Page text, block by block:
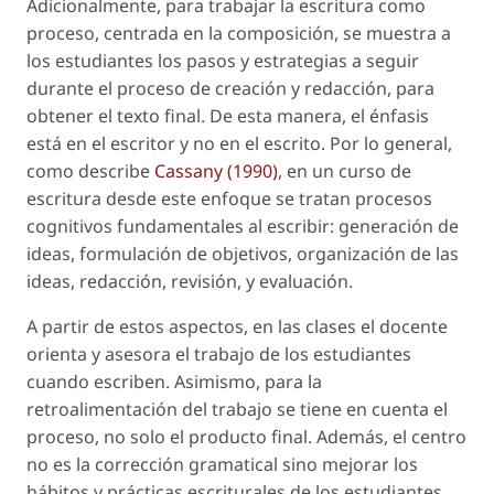
Adicionalmente, para trabajar la escritura como
proceso, centrada en la composición, se muestra a
los estudiantes los pasos y estrategias a seguir
durante el proceso de creación y redacción, para
obtener el texto final. De esta manera, el énfasis
está en el escritor y no en el escrito. Por lo general,
como describe Cassany (1990), en un curso de
escritura desde este enfoque se tratan procesos
cognitivos fundamentales al escribir: generación de
ideas, formulación de objetivos, organización de las
ideas, redacción, revisión, y evaluación.
A partir de estos aspectos, en las clases el docente
orienta y asesora el trabajo de los estudiantes
cuando escriben. Asimismo, para la
retroalimentación del trabajo se tiene en cuenta el
proceso, no solo el producto final. Además, el centro
no es la corrección gramatical sino mejorar los